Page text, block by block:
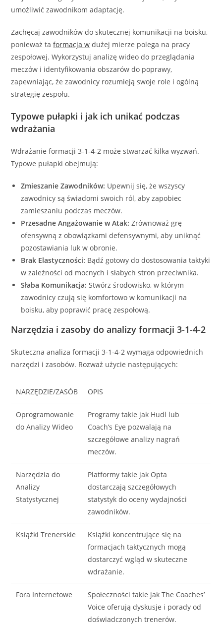
umożliwić zawodnikom adaptację.
Zachęcaj zawodników do skutecznej komunikacji na boisku,
ponieważ taformacja w dużej mierze polega na pracy
zespołowej. Wykorzystuj analizę wideo do przeglądania
meczów i identyfikowania obszarów do poprawy,
zapewniając, że zawodnicy rozumieją swoje role i ogólną
strategię zespołu.
Typowe pułapki i jak ich unikać podczas
wdrażania
Wdrażanie formacji 3-1-4-2 może stwarzać kilka wyzwań.
Typowe pułapki obejmują:
Zmieszanie Zawodników: Upewnij się, że wszyscy
zawodnicy są świadomi swoich ról, aby zapobiec
zamieszaniu podczas meczów.
Przesadne Angażowanie w Atak: Zrównoważ grę
ofensywną z obowiązkami defensywnymi, aby uniknąć
pozostawiania luk w obronie.
Brak Elastyczności: Bądź gotowy do dostosowania taktyki
w zależności od mocnych i słabych stron przeciwnika.
Słaba Komunikacja: Stwórz środowisko, w którym
zawodnicy czują się komfortowo w komunikacji na
boisku, aby poprawić pracę zespołową.
Narzędzia i zasoby do analizy formacji 3-1-4-2
Skuteczna analiza formacji 3-1-4-2 wymaga odpowiednich
narzędzi i zasobów. Rozważ użycie następujących:
NARZĘDZIE/ZASÓB OPIS
Oprogramowanie
do Analizy Wideo
Programy takie jak Hudl lub
Coach’s Eye pozwalają na
szczegółowe analizy nagrań
meczów.
Narzędzia do
Analizy
Statystycznej
Platformy takie jak Opta
dostarczają szczegółowych
statystyk do oceny wydajności
zawodników.
Książki Trenerskie
Książki koncentrujące się na
formacjach taktycznych mogą
dostarczyć wgląd w skuteczne
wdrażanie.
Fora Internetowe
Społeczności takie jak The Coaches’
Voice oferują dyskusje i porady od
doświadczonych trenerów.